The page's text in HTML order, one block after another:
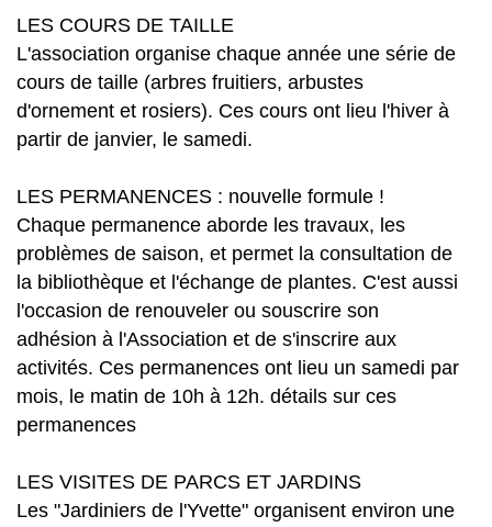
LES COURS DE TAILLE
L'association organise chaque année une série de
cours de taille (arbres fruitiers, arbustes
d'ornement et rosiers). Ces cours ont lieu l'hiver à
partir de janvier, le samedi.
LES PERMANENCES : nouvelle formule !
Chaque permanence aborde les travaux, les
problèmes de saison, et permet la consultation de
la bibliothèque et l'échange de plantes. C'est aussi
l'occasion de renouveler ou souscrire son
adhésion à l'Association et de s'inscrire aux
activités. Ces permanences ont lieu un samedi par
mois, le matin de 10h à 12h. détails sur ces
permanences
LES VISITES DE PARCS ET JARDINS
Les "Jardiniers de l'Yvette" organisent environ une